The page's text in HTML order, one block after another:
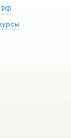
РФ